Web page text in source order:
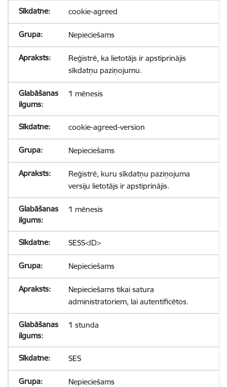
cookie-agreed
Nepieciešams
Reģistrē, ka lietotājs ir apstiprinājis
sīkdatņu paziņojumu.
1 mēnesis
cookie-agreed-version
Nepieciešams
Reģistrē, kuru sīkdatņu paziņojuma
versiju lietotājs ir apstiprinājis.
1 mēnesis
SESS<ID>
Nepieciešams
Nepieciešams tikai satura
administratoriem, lai autentificētos.
1 stunda
SES
Nepieciešams